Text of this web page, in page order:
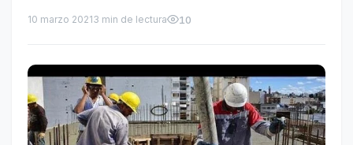
10 marzo 20213 min de lectura 10